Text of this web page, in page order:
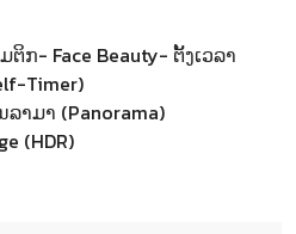
ກ- Face Beauty- ຕັ້ງເວລາ
Timer)
າມາ (Panorama)
(HDR)